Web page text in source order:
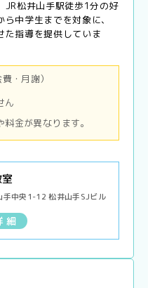
JR松井山手駅徒歩1分の好
中学生までを対象に、
た指導を提供していま
・月謝）
ん
金が異なります。
手中央1-12 松井山手SJビル
細